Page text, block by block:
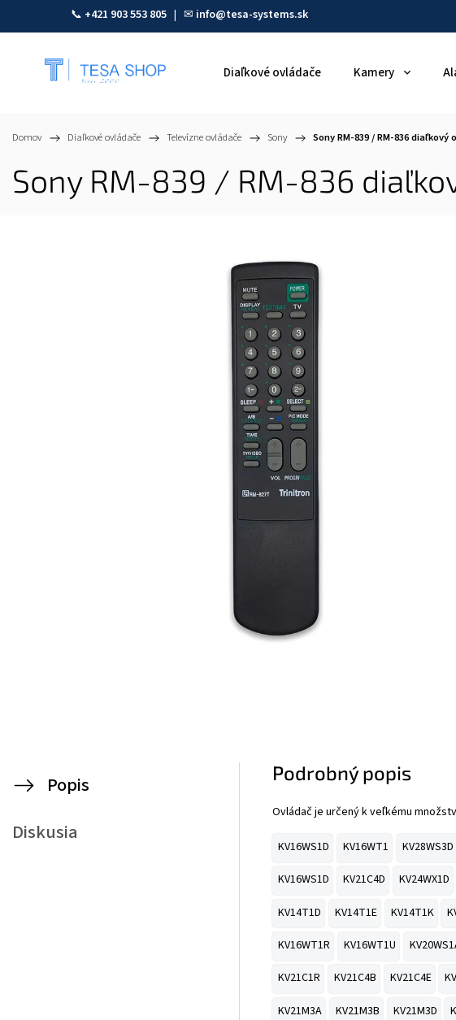
📞 +421 903 553 805 | ✉ info@tesa-systems.sk
Diaľkové ovládače Kamery
Domov / Diaľkové ovládače / Televízne ovládače / Sony / Sony RM-839 / RM-836
Sony RM-839 / RM-836
Popis
Diskusia
Podrobný popis
Ovládač je určený k veľkému
KV16WS1D KV16WT1 KV28WS3D
KV16WS1D KV21C4D KV24WX1D
KV14T1D KV14T1E KV14T1K
KV16WT1R KV16WT1U
KV21C1R KV21C4B KV21C4E
KV21M3A KV21M3B KV21M3D